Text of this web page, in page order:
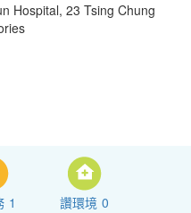
Hospital, 23 Tsing Chung
1 讚環境 0